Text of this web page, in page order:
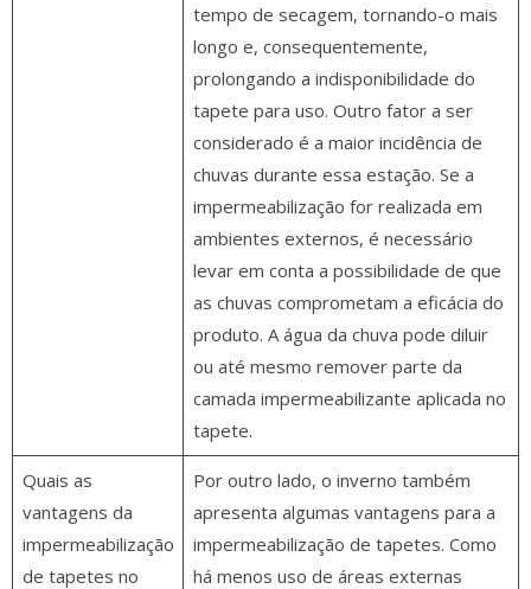
tempo de secagem, tornando-o mais
longo e, consequentemente,
prolongando a indisponibilidade do
tapete para uso. Outro fator a ser
considerado é a maior incidência de
chuvas durante essa estação. Se a
impermeabilização for realizada em
ambientes externos, é necessário
levar em conta a possibilidade de que
as chuvas comprometam a eficácia do
produto. A água da chuva pode diluir
ou até mesmo remover parte da
camada impermeabilizante aplicada no
tapete.
Quais as
vantagens da
impermeabilização
de tapetes no
Por outro lado, o inverno também
apresenta algumas vantagens para a
impermeabilização de tapetes. Como
há menos uso de áreas externas